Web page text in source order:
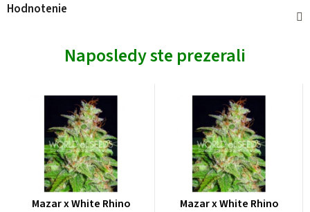
Hodnotenie
Naposledy ste prezerali
Mazar x White Rhino Mazar x White Rhino